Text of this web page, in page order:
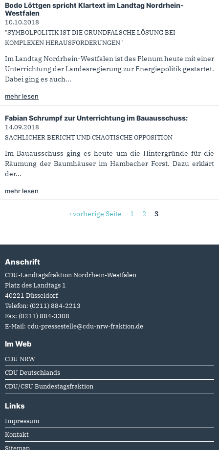
Bodo Löttgen spricht Klartext im Landtag Nordrhein-
Westfalen
10.10.2018
"SYMBOLPOLITIK IST DIE GRUNDFALSCHE LÖSUNG BEI
KOMPLEXEN HERAUSFORDERUNGEN"
Im Landtag Nordrhein-Westfalen ist das Plenum heute mit einer
Unterrichtung der Landesregierung zur Energiepolitik gestartet.
Dabei ging es auch...
mehr lesen
Fabian Schrumpf zur Unterrichtung im Bauausschuss:
14.09.2018
SACHLICHER BERICHT UND CHAOTISCHE OPPOSITION
Im Bauausschuss ging es heute um die Hintergründe für die
Räumung der Baumhäuser im Hambacher Forst. Dazu erklärt
der...
mehr lesen
‹ vorherige Seite 1 2 3
Fußbereich
Anschrift
CDU-Landtagsfraktion Nordrhein-Westfalen
Platz des Landtags 1
40221 Düsseldorf
Telefon: (0211) 884-2213
Fax: (0211) 884-3308
E-Mail: cdu-pressestelle@cdu-nrw-fraktion.de
Im Web
CDU NRW
CDU Deutschlands
CDU/CSU Bundestagsfraktion
Links
Impressum
Kontakt
Sitemap